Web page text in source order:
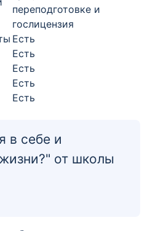
переподготовке и
гослицензия
Есть
Есть
Есть
Есть
Есть
в себе и
от школы